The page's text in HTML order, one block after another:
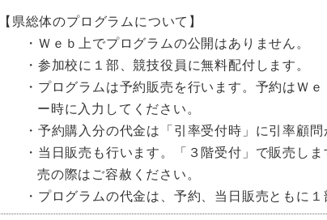
2026.06.09更新
【各校顧問向け情報】
ランキングの公開を終了しました。
2026.06.03更新
【各校顧問向け情報】
ランキングを公開しました。
【県総体のプログラムについて】
・Ｗｅｂ上でプログラムの公開はありません。
・参加校に１部、競技役員に無料配付します。
・プログラムは予約販売を行います。予約はＷ
ー時に入力してください。
・予約購入分の代金は「引率受付時」に引率顧
・当日販売も行います。「３階受付」で販売し
売の際はご容赦ください。
・プログラムの代金は、予約、当日販売ともに１